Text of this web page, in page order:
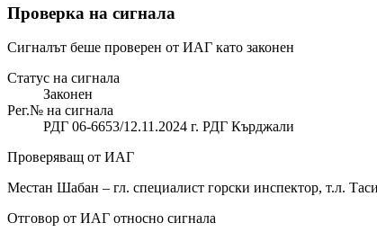
Проверка на сигнала
Сигналът беше проверен от ИАГ като законен
Статус на сигнала
Законен
Рег.№ на сигнала
РДГ 06-6653/12.11.2024 г. РДГ Кърджали
Проверяващ от ИАГ
Местан Шабан – гл. специалист горски инспектор, т.л.
Отговор от ИАГ относно сигнала